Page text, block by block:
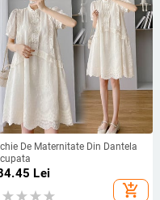
De Maternitate Din Dantela
Lei
add_shopping_cart